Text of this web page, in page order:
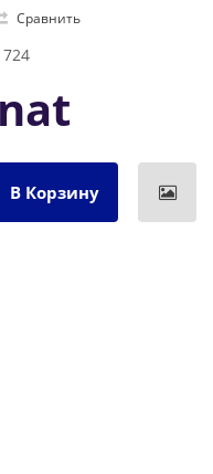
Сравнить